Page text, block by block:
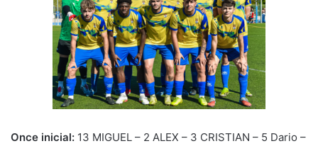
Once inicial: 13 MIGUEL – 2 ALEX – 3 CRISTIAN – 5 Dario –